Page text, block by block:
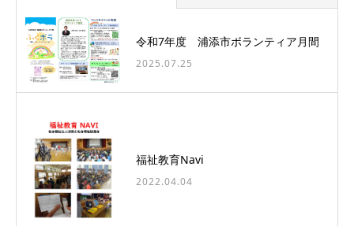
令和7年度 浦添市ボランティア月間
2025.07.25
福祉教育Navi
2022.04.04